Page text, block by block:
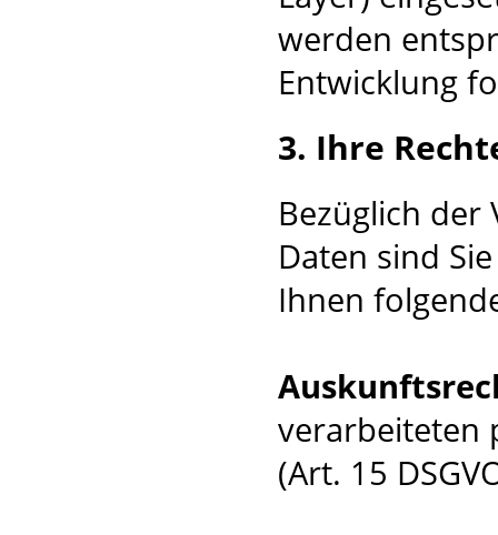
werden
Entwicklung
3. Ihre
Bezüglich
Daten sind
Ihnen
verarbeiteten
(Art. 15